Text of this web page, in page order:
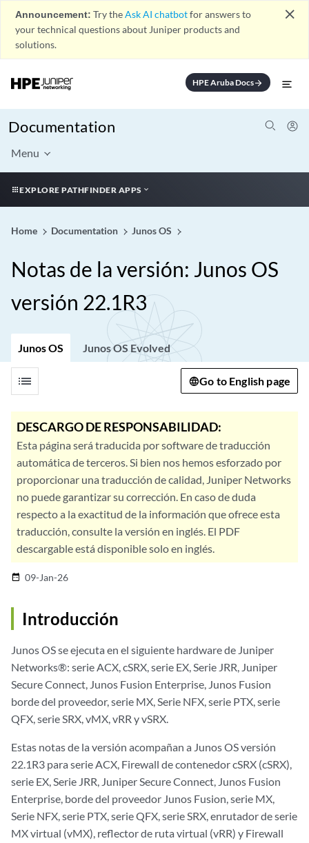
Announcement: Try theAsk AI chatbotfor answers to
your technical questions about Juniper products and
solutions.
close
HPE Aruba Docsarrow_forward
Documentation
Menu
EXPLORE PATHFINDER APPS
Home Documentation Junos OS
Notas de la versión: Junos OS
versión 22.1R3
Junos OS Junos OS Evolved
list Go to English page
DESCARGO DE RESPONSABILIDAD:
Esta página será traducida por software de traducción
automática de terceros. Si bien nos hemos esforzado por
proporcionar una traducción de calidad, Juniper Networks
no puede garantizar su corrección. En caso de duda
respecto a la exactitud de la información que ofrece esta
traducción, consulte la versión en inglés. El PDF
descargable está disponible solo en inglés.
date_range 09-Jan-26
Introducción
Junos OS se ejecuta en el siguiente hardware de Juniper
Networks®: serie ACX, cSRX, serie EX, Serie JRR, Juniper
Secure Connect, Junos Fusion Enterprise, Junos Fusion
borde del proveedor, serie MX, Serie NFX, serie PTX, serie
QFX, serie SRX, vMX, vRR y vSRX.
Estas notas de la versión acompañan a Junos OS versión
22.1R3 para serie ACX, Firewall de contenedor cSRX (cSRX),
serie EX, Serie JRR, Juniper Secure Connect, Junos Fusion
Enterprise, borde del proveedor Junos Fusion, serie MX,
Serie NFX, serie PTX, serie QFX, serie SRX, enrutador de serie
MX virtual (vMX), reflector de ruta virtual (vRR) y Firewall